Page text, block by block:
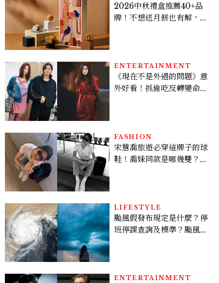
2026中秋禮盒推薦40+品
牌！不想送月餅也有解，送
ENTERTAINMENT
《現在不是外遇的問題》意
外好看！抓偷吃反轉變命
看點懶人包
FASHION
宋慧喬旅遊必穿這牌子的球
鞋！喬妹同款是哪幾雙？
LIFESTYLE
颱風假發布規定是什麼？停
班停課查詢及標準？颱風假
ENTERTAINMENT